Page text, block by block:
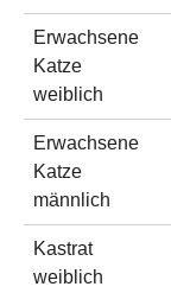
Erwachsene
Katze
weiblich
Erwachsene
Katze
männlich
Kastrat
weiblich